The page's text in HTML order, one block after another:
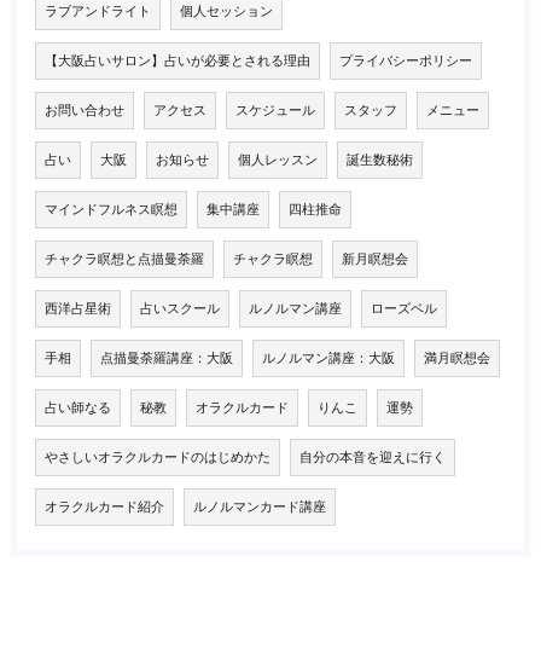
ラブアンドライト 個人セッション
【大阪占いサロン】占いが必要とされる理由 プライバシーポリシー
お問い合わせ アクセス スケジュール スタッフ メニュー
占い 大阪 お知らせ 個人レッスン 誕生数秘術
マインドフルネス瞑想 集中講座 四柱推命
チャクラ瞑想と点描曼荼羅 チャクラ瞑想 新月瞑想会
西洋占星術 占いスクール ルノルマン講座 ローズベル
手相 点描曼荼羅講座：大阪 ルノルマン講座：大阪 満月瞑想会
占い師なる 秘教 オラクルカード りんこ 運勢
やさしいオラクルカードのはじめかた 自分の本音を迎えに行く
オラクルカード紹介 ルノルマンカード講座